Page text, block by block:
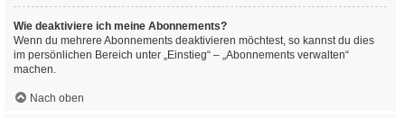
Wie deaktiviere ich meine Abonnements?
Wenn du mehrere Abonnements deaktivieren möchtest, so kannst du dies
im persönlichen Bereich unter „Einstieg“ – „Abonnements verwalten“
machen.
Nach oben